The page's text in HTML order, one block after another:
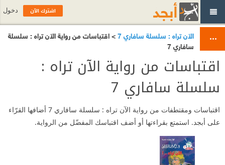
الآن تراه : سلسلة سافاري 7
> اقتباسات من رواية الآن تراه : سلسلة
سافاري 7
اقتباسات من رواية الآن تراه :
سلسلة سافاري 7
اقتباسات ومقتطفات من رواية الآن تراه : سلسلة سافاري 7 أضافها القرّاء
على أبجد. استمتع بقراءتها أو أضف اقتباسك المفضّل من الرواية.
اشترك الآن دخول